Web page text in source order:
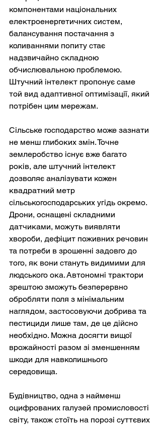
компонентами національних
електроенергетичних систем,
балансування постачання з
коливаннями попиту стає
надзвичайно складною
обчислювальною проблемою.
Штучний інтелект пропонує саме
той вид адаптивної оптимізації, який
потрібен цим мережам.
Сільське господарство може зазнати
не менш глибоких змін. Точне
землеробство існує вже багато
років, але штучний інтелект
дозволяє аналізувати кожен
квадратний метр
сільськогосподарських угідь окремо.
Дрони, оснащені складними
датчиками, можуть виявляти
хвороби, дефіцит поживних речовин
та потреби в зрошенні задовго до
того, як вони стануть видимими для
людського ока. Автономні трактори
зрештою зможуть безперервно
обробляти поля з мінімальним
наглядом, застосовуючи добрива та
пестициди лише там, де це дійсно
необхідно. Можна досягти вищої
врожайності разом зі зменшенням
шкоди для навколишнього
середовища.
Будівництво, одна з найменш
оцифрованих галузей промисловості
світу, також стоїть на порозі суттєвих